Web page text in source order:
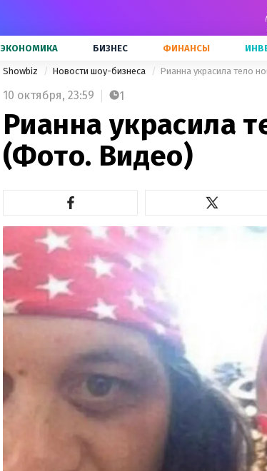
ЭКОНОМИКА БИЗНЕС ФИНАНСЫ
Showbiz Новости шоу-бизнеса Рианна украсила тело
10 октября, 23:59 1
Рианна украсила
(Фото. Видео)